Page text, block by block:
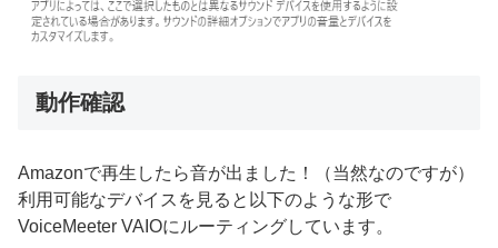
動作確認
Amazonで再生したら音が出ました！（当然なのですが）
利用可能なデバイスを見ると以下のような形で
VoiceMeeter VAIOにルーティングしています。